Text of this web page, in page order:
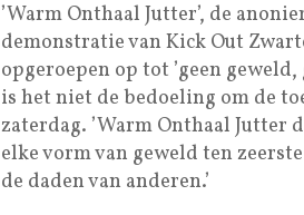
’Warm Onthaal Jutter’, de
demonstratie van Kick Out
opgeroepen op tot ’geen
is het niet de bedoeling om de
zaterdag. ’Warm Onthaal Jutter
elke vorm van geweld ten
de daden van anderen.’